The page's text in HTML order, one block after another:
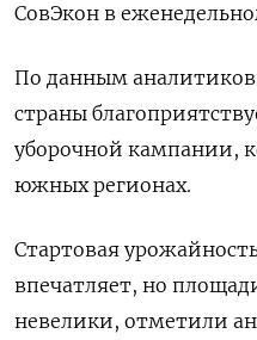
СовЭкон в
По данным аналитиков
страны
уборочной кампании,
южных регионах.
Стартовая
впечатляет, но
невелики, отметили